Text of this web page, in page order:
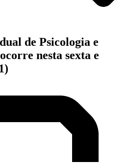
de Psicologia e
nesta sexta e